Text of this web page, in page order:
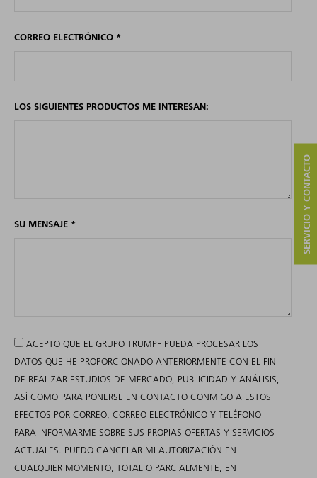
CORREO ELECTRÓNICO *
LOS SIGUIENTES PRODUCTOS ME INTERESAN:
SU MENSAJE *
ACEPTO QUE EL GRUPO TRUMPF PUEDA PROCESAR LOS
DATOS QUE HE PROPORCIONADO ANTERIORMENTE CON EL FIN
DE REALIZAR ESTUDIOS DE MERCADO, PUBLICIDAD Y ANÁLISIS,
ASÍ COMO PARA PONERSE EN CONTACTO CONMIGO A ESTOS
EFECTOS POR CORREO, CORREO ELECTRÓNICO Y TELÉFONO
PARA INFORMARME SOBRE SUS PROPIAS OFERTAS Y SERVICIOS
ACTUALES. PUEDO CANCELAR MI AUTORIZACIÓN EN
CUALQUIER MOMENTO, TOTAL O PARCIALMENTE, EN
SERVICIO Y CONTACTO